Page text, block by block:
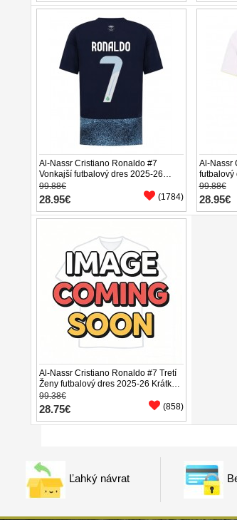
Al-Nassr Cristiano Ronaldo #7
Vonkajší futbalový dres 2025-26
Krátky Rukáv
99.88€
28.95€ (1784)
Al-Nassr
futbalový
99.88€
28.95€
Al-Nassr Cristiano Ronaldo #7 Tretí
Ženy futbalový dres 2025-26 Krátky
Rukáv
99.38€
28.75€ (858)
Ľahký návrat